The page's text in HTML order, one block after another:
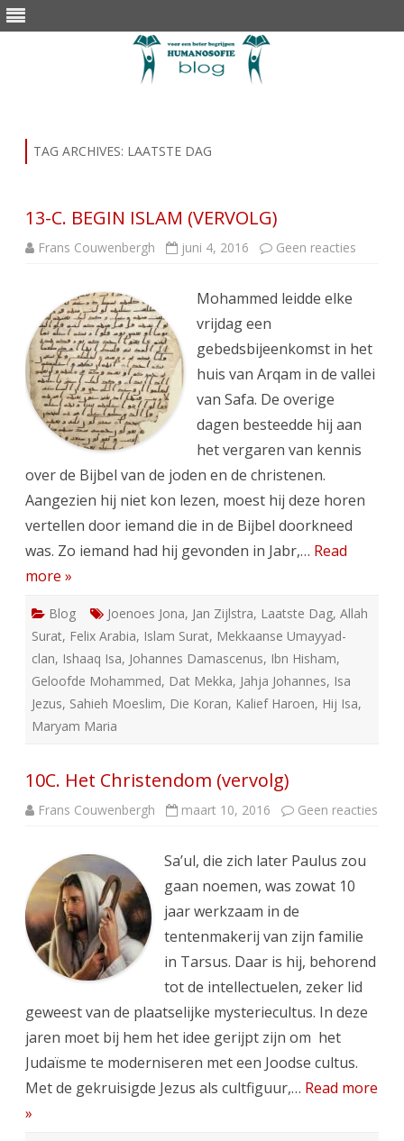
TAG ARCHIVES: LAATSTE DAG
13-C. BEGIN ISLAM (VERVOLG)
Frans Couwenbergh juni 4, 2016 Geen reacties
Mohammed leidde elke
vrijdag een
gebedsbijeenkomst in het
huis van Arqam in de vallei
van Safa. De overige
dagen besteedde hij aan
het vergaren van kennis
over de Bijbel van de joden en de christenen.
Aangezien hij niet kon lezen, moest hij deze horen
vertellen door iemand die in de Bijbel doorkneed
was. Zo iemand had hij gevonden in Jabr,… Read
more »
Blog Joenoes Jona, Jan Zijlstra, Laatste Dag, Allah
Surat, Felix Arabia, Islam Surat, Mekkaanse Umayyad-
clan, Ishaaq Isa, Johannes Damascenus, Ibn Hisham,
Geloofde Mohammed, Dat Mekka, Jahja Johannes, Isa
Jezus, Sahieh Moeslim, Die Koran, Kalief Haroen, Hij Isa,
Maryam Maria
10C. Het Christendom (vervolg)
Frans Couwenbergh maart 10, 2016 Geen reacties
Sa’ul, die zich later Paulus zou
gaan noemen, was zowat 10
jaar werkzaam in de
tentenmakerij van zijn familie
in Tarsus. Daar is hij, behorend
tot de intellectuelen, zeker lid
geweest van de plaatselijke mysteriecultus. In deze
jaren moet bij hem het idee gerijpt zijn om het
Judaïsme te moderniseren met een Joodse cultus.
Met de gekruisigde Jezus als cultfiguur,… Read more
»